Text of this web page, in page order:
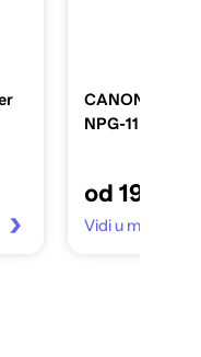
CANON
NPG-11
od 19,66
Vidi u